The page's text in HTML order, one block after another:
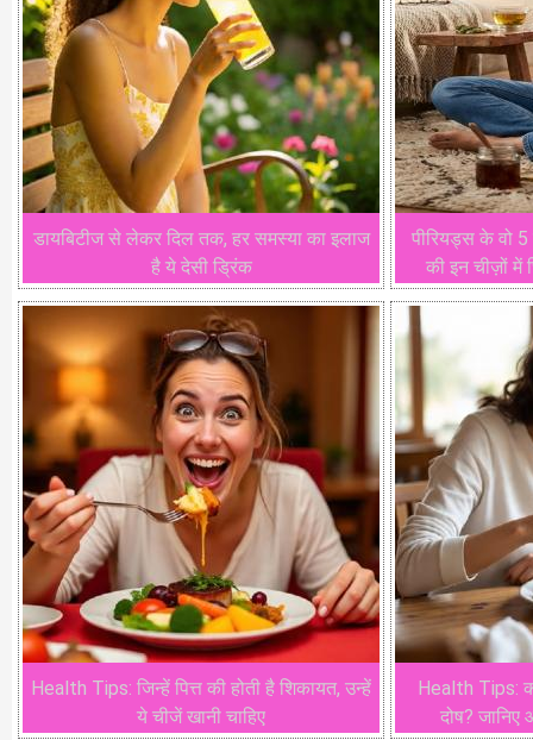
डायबिटीज से लेकर दिल तक, हर समस्या का इलाज
है ये देसी ड्रिंक
​पीरियड्स के वो 5
की इन चीज़ों में
Health Tips: जिन्हें पित्त की होती है शिकायत, उन्हें
ये चीजें खानी चाहिए
Health Tips:
दोष? जानिए